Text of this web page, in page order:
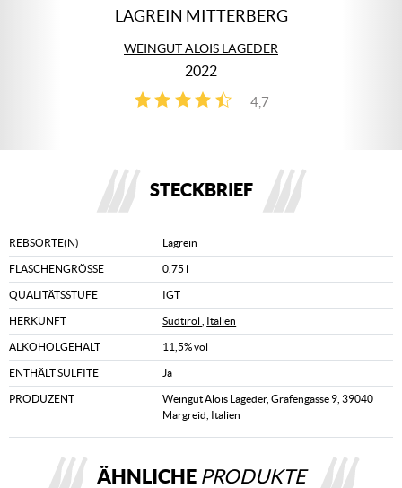
LAGREIN MITTERBERG
WEINGUT ALOIS LAGEDER
2022
4,7
3
STECKBRIEF
REBSORTE(N) Lagrein
FLASCHENGRÖSSE 0,75 l
QUALITÄTSSTUFE IGT
HERKUNFT Südtirol Italien
ALKOHOLGEHALT 11,5% vol
ENTHÄLT SULFITE Ja
PRODUZENT
Weingut Alois Lageder, Grafengasse 9, 39040
Margreid, Italien
ÄHNLICHE PRODUKTE